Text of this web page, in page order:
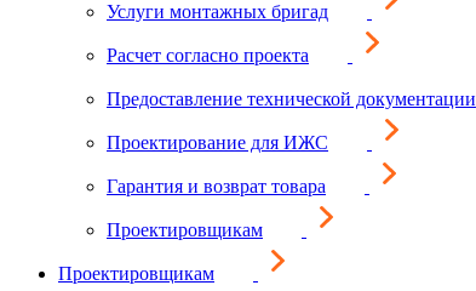
Услуги монтажных бригад
Расчет согласно проекта
Предоставление технической документации
Проектирование для ИЖС
Гарантия и возврат товара
Проектировщикам
Проектировщикам